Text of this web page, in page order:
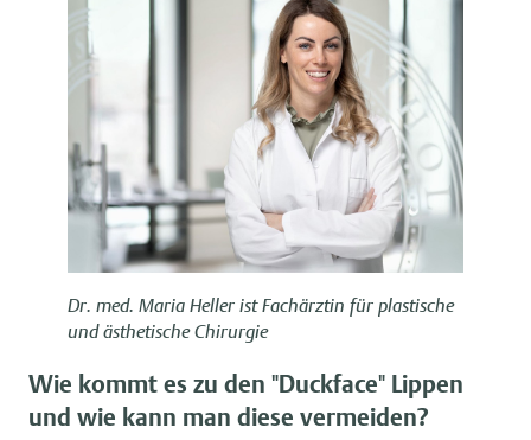
Dr. med. Maria Heller ist Fachärztin für plastische
und ästhetische Chirurgie
Wie kommt es zu den "Duckface" Lippen
und wie kann man diese vermeiden?